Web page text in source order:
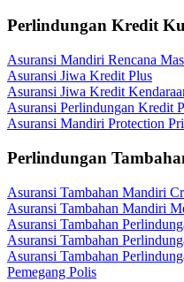
Perlindungan Kredit
Asuransi Mandiri Rencana
Asuransi Jiwa Kredit Plus
Asuransi Jiwa Kredit
Asuransi Perlindungan Kredit
Asuransi Mandiri Protection
Perlindungan
Asuransi Tambahan Mandiri
Asuransi Tambahan Mandiri
Asuransi Tambahan
Asuransi Tambahan
Asuransi Tambahan
Pemegang Polis